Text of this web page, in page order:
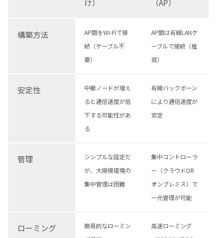
け） （AP）
構築方法
AP間をWI-FIで接
続（ケーブル不
要）
AP間は有線LANケ
ーブルで接続（推
奨）
安定性
中継ノードが増え
ると通信速度が低
下する可能性があ
る
有線バックボーン
により通信速度が
安定
管理
シンプルな設定だ
が、大規模環境の
集中管理は困難
集中コントローラ
ー（クラウドOR
オンプレミス）で
一元管理が可能
ローミング
簡易的なローミン
高速ローミング